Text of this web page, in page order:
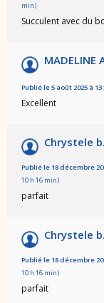
min)
Succulent avec du
MADELINE
Publié le 5 août 2025 à 13
Excellent
Chrystele b.
Publié le 18 décembre
10 h 16 min)
parfait
Chrystele b.
Publié le 18 décembre
10 h 16 min)
parfait